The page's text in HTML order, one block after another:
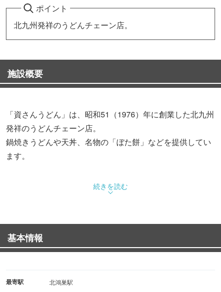
ポイント
北九州発祥のうどんチェーン店。
施設概要
「資さんうどん」は、昭和51（1976）年に創業した北九州
発祥のうどんチェーン店。
鍋焼きうどんや天丼、名物の「ぼた餅」などを提供してい
ます。
続きを読む
基本情報
最寄駅 北鴻巣駅